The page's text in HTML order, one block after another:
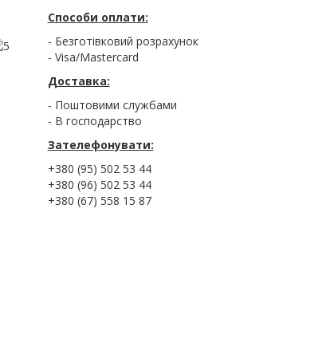
Способи оплати:
- Безготівковий розрахунок
- Visa/Mastercard
Доставка:
- Поштовими службами
- В господарство
Зателефонувати:
+380 (95) 502 53 44
+380 (96) 502 53 44
+380 (67) 558 15 87